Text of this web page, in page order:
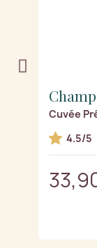
Cuvée
4.5/5